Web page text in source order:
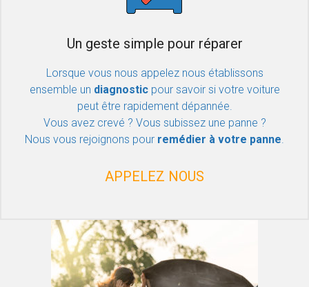
Un geste simple pour réparer
Lorsque vous nous appelez nous établissons
ensemble un diagnosticpour savoir si votre voiture
peut être rapidement dépannée.
Vous avez crevé ? Vous subissez une panne ?
Nous vous rejoignons pour remédier à votre panne.
APPELEZ NOUS